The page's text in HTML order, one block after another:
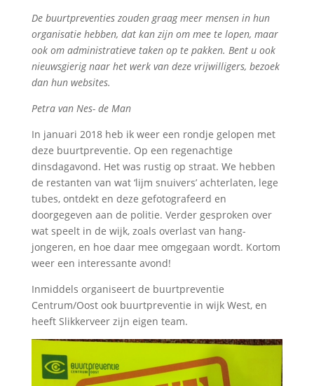
De buurtpreventies zouden graag meer mensen in hun
organisatie hebben, dat kan zijn om mee te lopen, maar
ook om administratieve taken op te pakken. Bent u ook
nieuwsgierig naar het werk van deze vrijwilligers, bezoek
dan hun websites.
Petra van Nes- de Man
In januari 2018 heb ik weer een rondje gelopen met
deze buurtpreventie. Op een regenachtige
dinsdagavond. Het was rustig op straat. We hebben
de restanten van wat ‘lijm snuivers’ achterlaten, lege
tubes, ontdekt en deze gefotografeerd en
doorgegeven aan de politie. Verder gesproken over
wat speelt in de wijk, zoals overlast van hang-
jongeren, en hoe daar mee omgegaan wordt. Kortom
weer een interessante avond!
Inmiddels organiseert de buurtpreventie
Centrum/Oost ook buurtpreventie in wijk West, en
heeft Slikkerveer zijn eigen team.